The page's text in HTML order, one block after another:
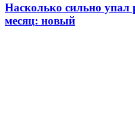
Насколько сильно упал
месяц: новый